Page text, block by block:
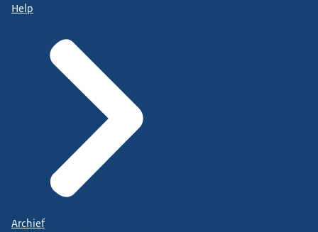
Help
Archief